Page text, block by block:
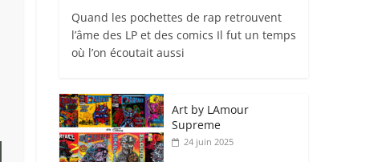
Quand les pochettes de rap retrouvent
l’âme des LP et des comics Il fut un temps
où l’on écoutait aussi
Art by LAmour
Supreme
24 juin 2025